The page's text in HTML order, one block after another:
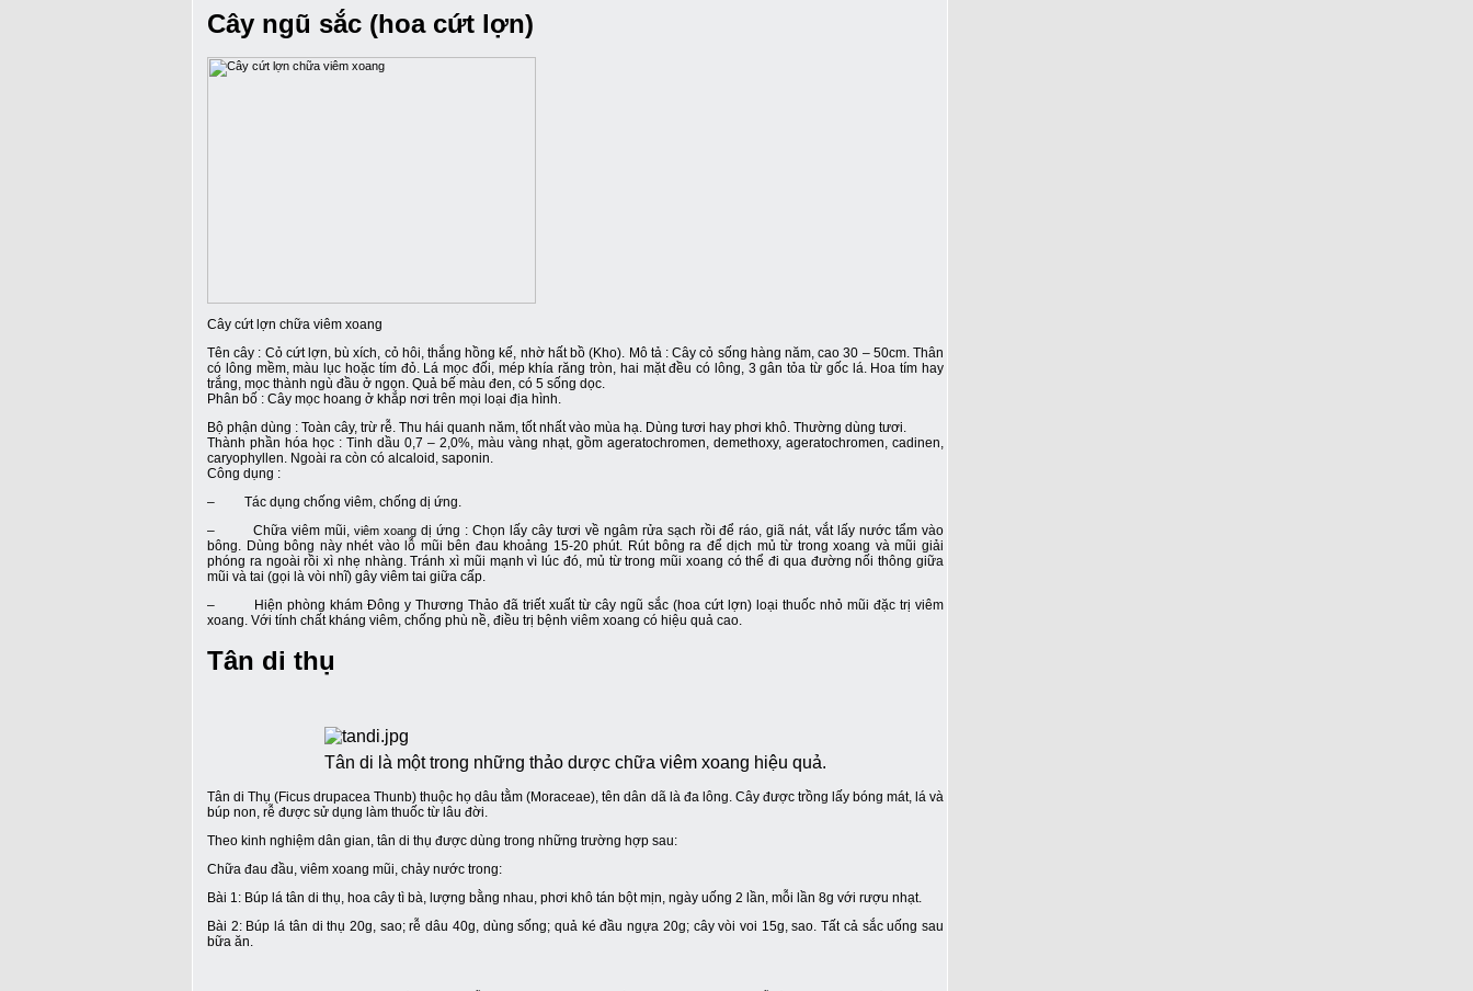
Cây ngũ sắc (hoa cứt lợn)
Cây cứt lợn chữa viêm xoang
Tên cây : Cỏ cứt lợn, bù xích, cỏ hôi, thắng hồng kế, nhờ hất bồ (Kho). Mô tả : Cây cỏ sống hàng năm, cao 30 – 50cm. Thân
có lông mềm, màu lục hoặc tím đỏ. Lá mọc đối, mép khía răng tròn, hai mặt đều có lông, 3 gân tỏa từ gốc lá. Hoa tím hay
trắng, mọc thành ngù đầu ở ngọn. Quả bế màu đen, có 5 sống dọc.
Phân bố : Cây mọc hoang ở khắp nơi trên mọi loại địa hình.
Bộ phận dùng : Toàn cây, trừ rễ. Thu hái quanh năm, tốt nhất vào mùa hạ. Dùng tươi hay phơi khô. Thường dùng tươi.
Thành phần hóa học : Tinh dầu 0,7 – 2,0%, màu vàng nhạt, gồm ageratochromen, demethoxy, ageratochromen, cadinen,
caryophyllen. Ngoài ra còn có alcaloid, saponin.
Công dụng :
– Tác dụng chống viêm, chống dị ứng.
– Chữa viêm mũi,viêm xoang dị ứng : Chọn lấy cây tươi về ngâm rửa sạch rồi để ráo, giã nát, vắt lấy nước tẩm vào
bông. Dùng bông này nhét vào lỗ mũi bên đau khoảng 15-20 phút. Rút bông ra để dịch mủ từ trong xoang và mũi giải
phóng ra ngoài rồi xì nhẹ nhàng. Tránh xì mũi mạnh vì lúc đó, mủ từ trong mũi xoang có thể đi qua đường nối thông giữa
mũi và tai (gọi là vòi nhĩ) gây viêm tai giữa cấp.
– Hiện phòng khám Đông y Thương Thảo đã triết xuất từ cây ngũ sắc (hoa cứt lợn) loại thuốc nhỏ mũi đặc trị viêm
xoang. Với tính chất kháng viêm, chống phù nề, điều trị bệnh viêm xoang có hiệu quả cao.
Tân di thụ
Tân di là một trong những thảo dược chữa viêm xoang hiệu quả.
Tân di Thụ (Ficus drupacea Thunb) thuộc họ dâu tằm (Moraceae), tên dân dã là đa lông. Cây được trồng lấy bóng mát, lá và
búp non, rễ được sử dụng làm thuốc từ lâu đời.
Theo kinh nghiệm dân gian, tân di thụ được dùng trong những trường hợp sau:
Chữa đau đầu, viêm xoang mũi, chảy nước trong:
Bài 1: Búp lá tân di thụ, hoa cây tì bà, lượng bằng nhau, phơi khô tán bột mịn, ngày uống 2 lần, mỗi lần 8g với rượu nhạt.
Bài 2: Búp lá tân di thụ 20g, sao; rễ dâu 40g, dùng sống; quả ké đầu ngựa 20g; cây vòi voi 15g, sao. Tất cả sắc uống sau
bữa ăn.